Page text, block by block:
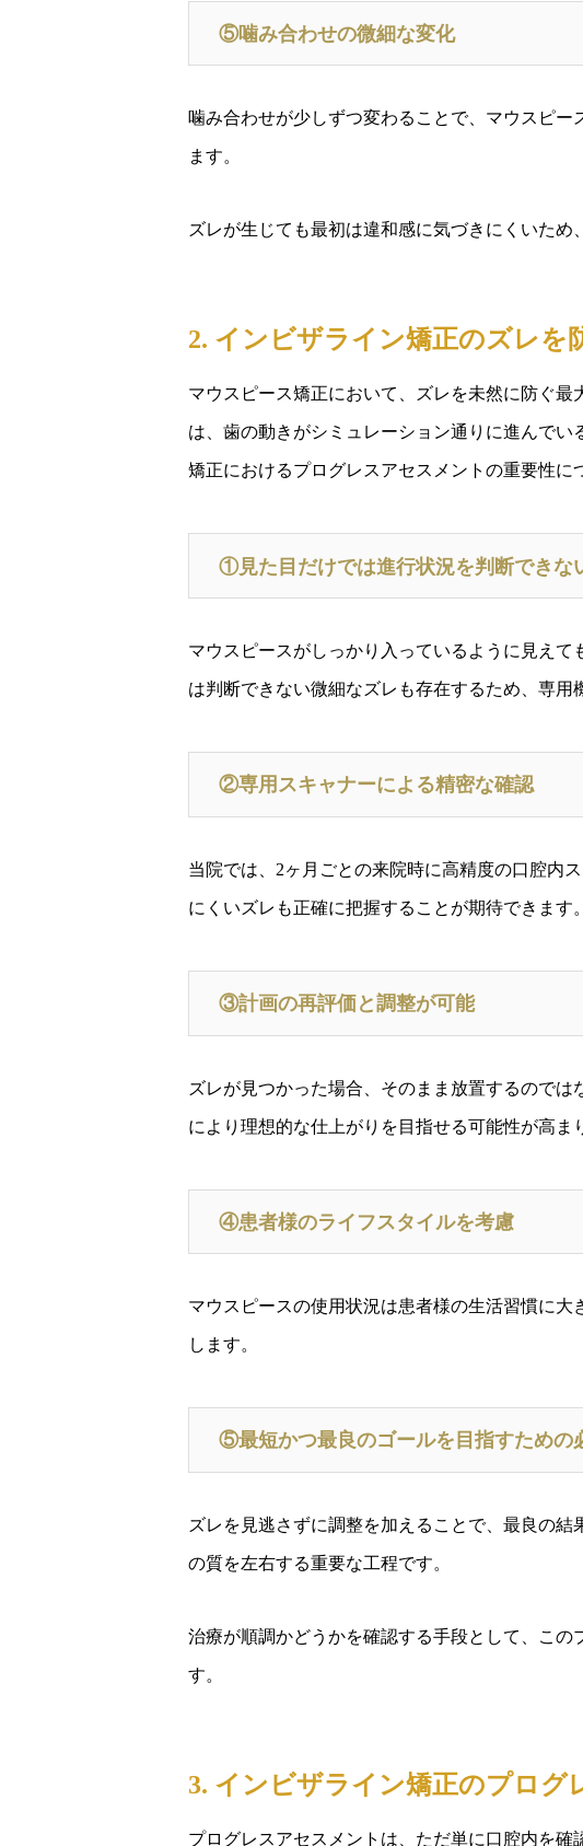
⑤噛み合わせの微細な変化
噛み合わせが少しずつ変わることで、マウスピ
ます。
ズレが生じても最初は違和感に気づきにくいため
2. インビザライン矯正のズレを
マウスピース矯正において、ズレを未然に防ぐ最
は、歯の動きがシミュレーション通りに進んで
矯正におけるプログレスアセスメントの重要性に
①見た目だけでは進行状況を判断できな
マウスピースがしっかり入っているように見え
は判断できない微細なズレも存在するため、専用
②専用スキャナーによる精密な確認
当院では、2ヶ月ごとの来院時に高精度の口腔内
にくいズレも正確に把握することが期待できます。
③計画の再評価と調整が可能
ズレが見つかった場合、そのまま放置するので
により理想的な仕上がりを目指せる可能性が高ま
④患者様のライフスタイルを考慮
マウスピースの使用状況は患者様の生活習慣に
します。
⑤最短かつ最良のゴールを目指すための
ズレを見逃さずに調整を加えることで、最良の
の質を左右する重要な工程です。
治療が順調かどうかを確認する手段として、こ
す。
3. インビザライン矯正のプロ
プログレスアセスメントは、ただ単に口腔内を